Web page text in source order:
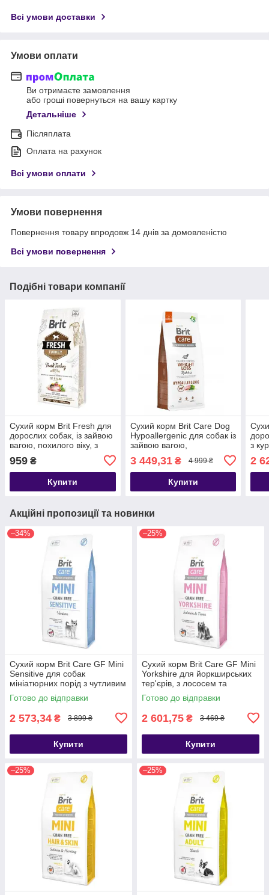
Всі умови доставки
Умови оплати
Ви отримаєте замовлення
або гроші повернуться на вашу картку
Детальніше
Післяплата
Оплата на рахунок
Всі умови оплати
Умови повернення
Повернення товару впродовж 14 днів за домовленістю
Всі умови повернення
Подібні товари компанії
Сухий корм Brit Fresh для
дорослих собак, із зайвою
вагою, похилого віку, з
індичкою та горохом, 2,5
кг
959 ₴
Купити
Сухий корм Brit Care Dog
Hypoallergenic для собак із
зайвою вагою,
кроликом, 12 кг
3 449,31₴ 4 999 ₴
Купити
з
2
Акційні пропозиції та новинки
–34%
Сухий корм Brit Care GF Mini
Sensitive для собак
мініатюрних порід з чутливим
травленням, з олениною, 7 кг
Готово до відправки
2 573,34 ₴ 3 899 ₴
Купити
–25%
Сухий корм Brit Care GF Mini
Yorkshire для йоркширських
тер'єрів, з лососем та
тунцем, 7 кг
Готово до відправки
2 601,75 ₴ 3 469 ₴
Купити
–25% –25%